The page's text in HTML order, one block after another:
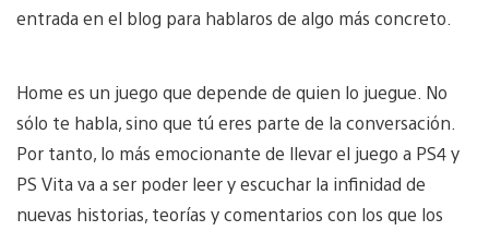
entrada en el blog para hablaros de algo más concreto.
Home es un juego que depende de quien lo juegue. No
sólo te habla, sino que tú eres parte de la conversación.
Por tanto, lo más emocionante de llevar el juego a PS4 y
PS Vita va a ser poder leer y escuchar la infinidad de
nuevas historias, teorías y comentarios con los que los